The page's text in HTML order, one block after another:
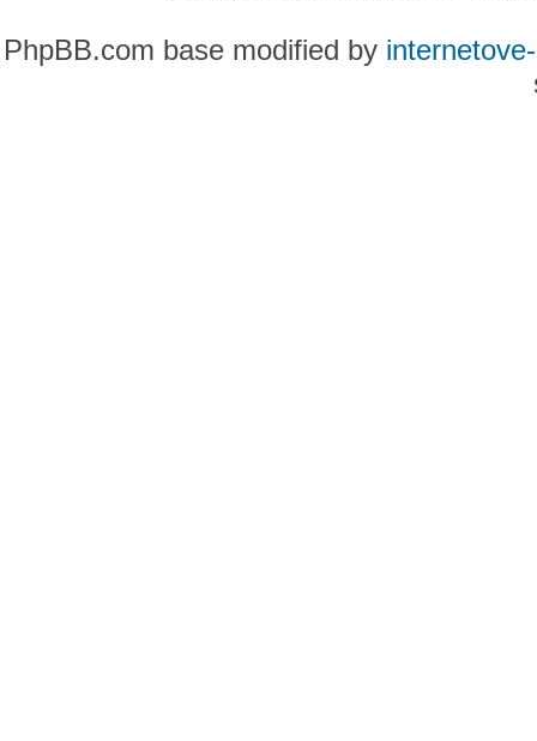
PhpBB.com base modified by